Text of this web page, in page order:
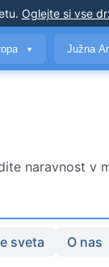
. Oglejte si vse
▼ Južna
naravnost v
sveta
O nas